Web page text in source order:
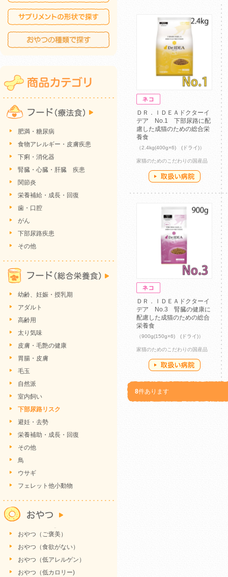
ＤＲ．ＩＤＥＡドクターイ
デア No.1 下部尿路に配
慮した成猫のための総合栄
養食
（2.4kg(400g×6) (ドライ)）
家猫のためのこだわりの国産品
ＤＲ．ＩＤＥＡドクターイ
デア No.3 腎臓の健康に
配慮した成猫のための総合
栄養食
（900g(150g×6) (ドライ)）
家猫のためのこだわりの国産品
8件あります
肥満・糖尿病
食物アレルギー・皮膚疾患
下痢・消化器
腎臓・心臓・肝臓 疾患
関節炎
栄養補給・成長・回復
歯・口腔
がん
下部尿路疾患
その他
幼齢、妊娠・授乳期
アダルト
高齢用
太り気味
皮膚・毛艶の健康
胃腸・皮膚
毛玉
自然派
室内飼い
下部尿路リスク
避妊・去勢
栄養補助・成長・回復
その他
鳥
ウサギ
フェレット他小動物
おやつ（ご褒美）
おやつ（食欲がない）
おやつ（低アレルゲン）
おやつ（低カロリー)